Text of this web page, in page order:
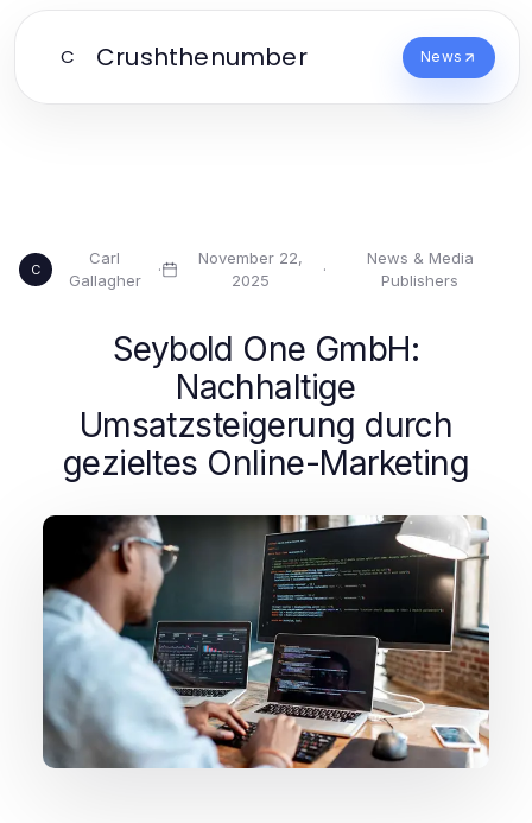
C Crushthenumber News
C
Carl
Gallagher
·
November 22,
2025
·
News & Media
Publishers
Seybold One GmbH:
Nachhaltige
Umsatzsteigerung durch
gezieltes Online-Marketing